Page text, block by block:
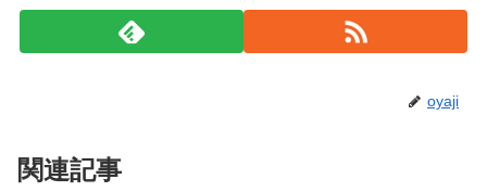
oyaji
関連記事